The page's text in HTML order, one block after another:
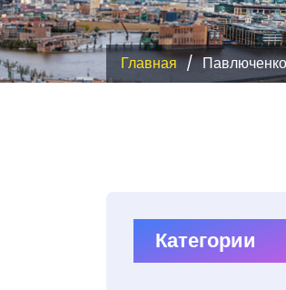
Главная
Категории